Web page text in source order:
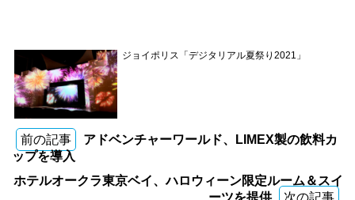
ジョイポリス「デジタリアル夏祭り2021」
前の記事
アドベンチャーワールド、LIMEX製の飲料カ
ップを導入
ホテルオークラ東京ベイ、ハロウィーン限定ルーム＆スイ
ーツを提供
次の記事